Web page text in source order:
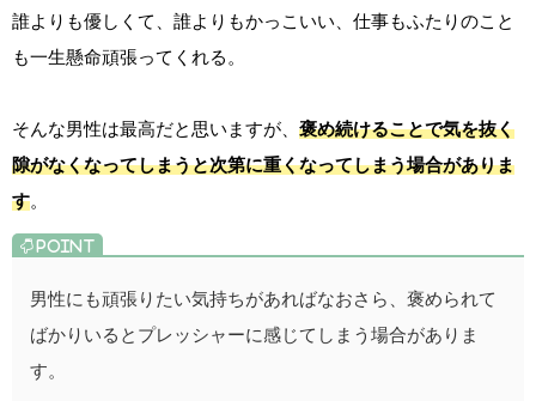
誰よりも優しくて、誰よりもかっこいい、仕事もふたりのこと
も一生懸命頑張ってくれる。
そんな男性は最高だと思いますが、 褒め続けることで気を抜く
隙がなくなってしまうと次第に重くなってしまう場合がありま
す。
男性にも頑張りたい気持ちがあればなおさら、褒められて
ばかりいるとプレッシャーに感じてしまう場合がありま
す。